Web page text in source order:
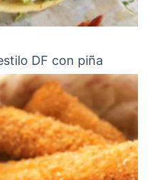
DF con piña